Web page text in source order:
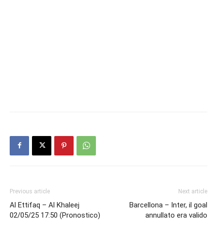
Previous article
Al Ettifaq – Al Khaleej
02/05/25 17:50 (Pronostico)
Next article
Barcellona – Inter, il goal
annullato era valido